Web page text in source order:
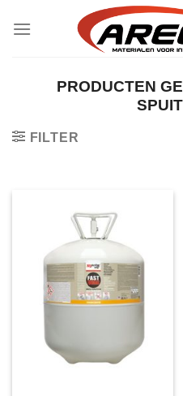
naar
PRODUCTEN
FILTER